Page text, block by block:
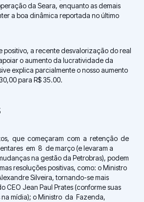
da Seara, enquanto as demais
a boa dinâmica reportada no último
positivo, a recente desvalorização do real
o aumento da lucratividade da
explica parcialmente o nosso aumento
para R$ 35.00.
que começaram com a retenção de
em 8 de março (e levaram a
na gestão da Petrobras), podem
resoluções positivas, como: o Ministro
Silveira, tornando-se mais
CEO Jean Paul Prates (conforme suas
mídia); o Ministro da Fazenda,